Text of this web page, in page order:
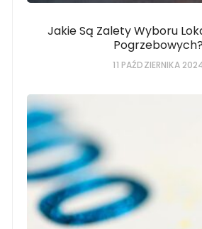
Jakie Są Zalety Wyboru
Pogrzebowych?
11 PAŹDZIERNIKA